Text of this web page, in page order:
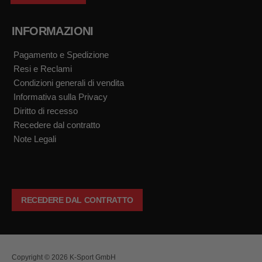
INFORMAZIONI
Pagamento e Spedizione
Resi e Reclami
Condizioni generali di vendita
Informativa sulla Privacy
Diritto di recesso
Recedere dal contratto
Note Legali
RECEDERE DAL CONTRATTO
Copyright © 2026 K-Sport GmbH